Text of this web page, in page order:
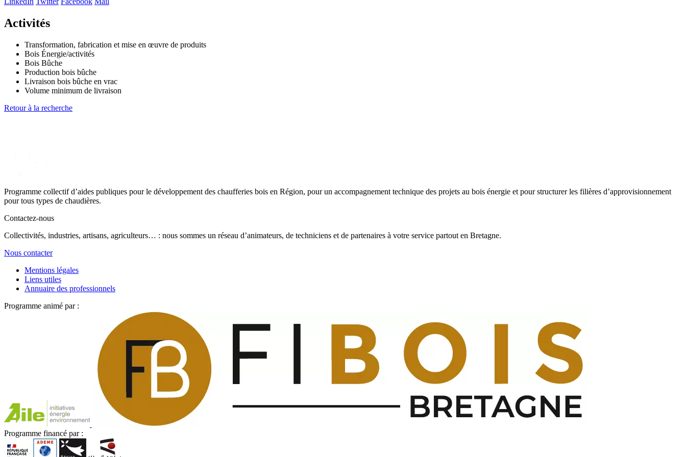
Activités
Transformation, fabrication et mise en œuvre de produits
Bois Énergie/activités
Bois Bûche
Production bois bûche
Livraison bois bûche en vrac
Volume minimum de livraison
Retour à la recherche
Programme collectif d’aides publiques pour le développement des chaufferies bois en Région, pour un accompagnement technique des projets au bois énergie et pour structurer les filières d’approvisionnement
pour tous types de chaudières.
Contactez-nous
Collectivités, industries, artisans, agriculteurs… : nous sommes un réseau d’animateurs, de techniciens et de partenaires à votre service partout en Bretagne.
Nous contacter
Mentions légales
Liens utiles
Annuaire des professionnels
Programme animé par :
Programme financé par :